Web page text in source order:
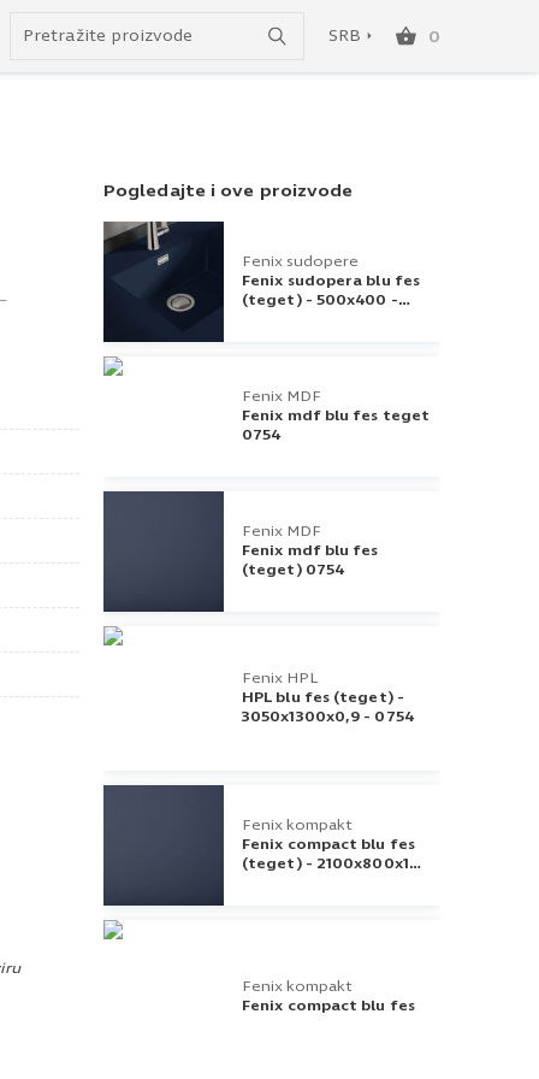
SRB 0
Pogledajte i ove proizvode
Fenix sudopere
Fenix sudopera blu fes
(teget) - 500x400 -
Fenix MDF
Fenix mdf blu fes teget
0754
Fenix MDF
Fenix mdf blu fes
(teget) 0754
Fenix HPL
HPL blu fes (teget) -
3050x1300x0,9 - 0754
Fenix kompakt
Fenix compact blu fes
(teget) - 2100x800x10
Fenix kompakt
Fenix compact blu fes